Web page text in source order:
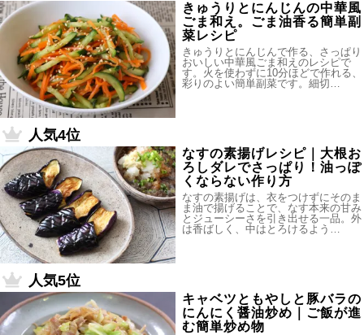
きゅうりとにんじんの中華風
ごま和え。ごま油香る簡単副
菜レシピ
きゅうりとにんじんで作る、さっぱり
おいしい中華風ごま和えのレシピで
す。火を使わずに10分ほどで作れる、
彩りのよい簡単副菜です。細切…
人気4位
なすの素揚げレシピ｜大根お
ろしダレでさっぱり！油っぽ
くならない作り方
なすの素揚げは、衣をつけずにそのま
ま油で揚げることで、なす本来の甘み
とジューシーさを引き出せる一品。外
は香ばしく、中はとろけるよう…
人気5位
キャベツともやしと豚バラの
にんにく醤油炒め｜ご飯が進
む簡単炒め物